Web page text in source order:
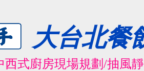
大台北餐
式廚房現場規劃/抽風靜